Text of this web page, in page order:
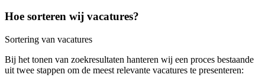
Hoe sorteren wij vacatures?
Sortering van vacatures
Bij het tonen van zoekresultaten hanteren wij een proces bestaande
uit twee stappen om de meest relevante vacatures te presenteren: